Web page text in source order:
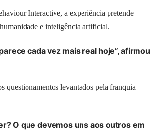
Interactive, a experiência pretende
e inteligência artificial.
cada vez mais real hoje”, afirmou
questionamentos levantados pela franquia
O que devemos uns aos outros em